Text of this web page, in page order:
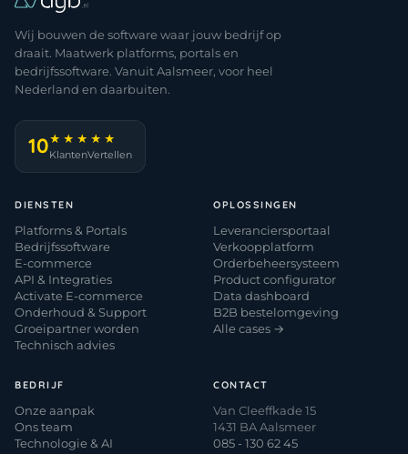
Wij bouwen de software waar jouw bedrijf op
draait. Maatwerk platforms, portals en
bedrijfssoftware. Vanuit Aalsmeer, voor heel
Nederland en daarbuiten.
10★★★★★
KlantenVertellen
DIENSTEN
Platforms & Portals
Bedrijfssoftware
E-commerce
API & Integraties
Activate E-commerce
Onderhoud & Support
Groeipartner worden
Technisch advies
OPLOSSINGEN
Leveranciersportaal
Verkoopplatform
Orderbeheersysteem
Product configurator
Data dashboard
B2B bestelomgeving
Alle cases →
BEDRIJF
Onze aanpak
Ons team
Technologie & AI
CONTACT
Van Cleeffkade 15
1431 BA Aalsmeer
085 - 130 62 45